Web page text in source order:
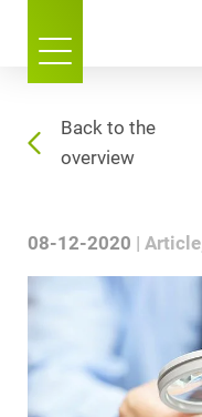
Back to the
overview
08-12-2020 Article